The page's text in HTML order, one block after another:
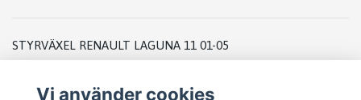
STYRVÄXEL RENAULT LAGUNA 11 01-05
Vi använder cookies